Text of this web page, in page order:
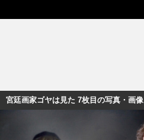
宮廷画家ゴヤは見た 7枚目の写真・画像